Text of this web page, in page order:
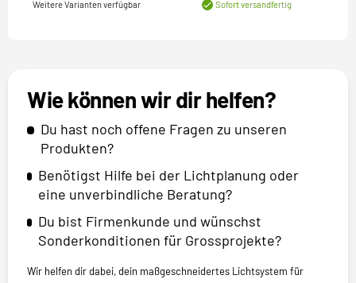
Weitere Varianten verfügbar Sofort versandfertig
Wie können wir dir helfen?
Du hast noch offene Fragen zu unseren
Produkten?
Benötigst Hilfe bei der Lichtplanung oder
eine unverbindliche Beratung?
Du bist Firmenkunde und wünschst
Sonderkonditionen für Grossprojekte?
Wir helfen dir dabei, dein maßgeschneidertes Lichtsystem für